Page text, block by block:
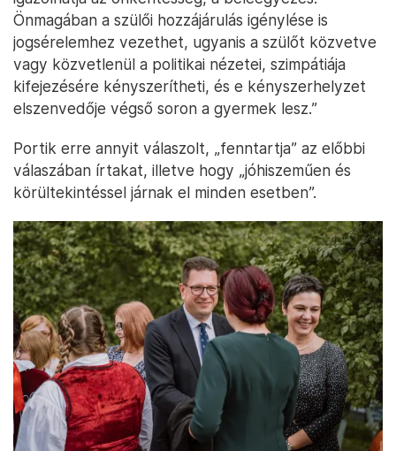
Önmagában a szülői hozzájárulás igénylése is
jogsérelemhez vezethet, ugyanis a szülőt közvetve
vagy közvetlenül a politikai nézetei, szimpátiája
kifejezésére kényszerítheti, és e kényszerhelyzet
elszenvedője végső soron a gyermek lesz.”
Portik erre annyit válaszolt, „fenntartja” az előbbi
válaszában írtakat, illetve hogy „jóhiszeműen és
körültekintéssel járnak el minden esetben”.